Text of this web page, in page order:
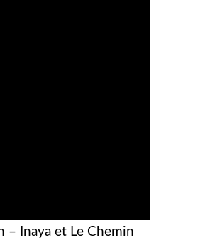
– Inaya et Le Chemin